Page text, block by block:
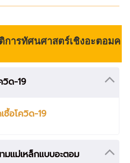
การทัศนศาสตร์เชิงอะตอมค
วิด-19
ชื้อโควิด-19
มแม่เหล็กแบบอะตอม